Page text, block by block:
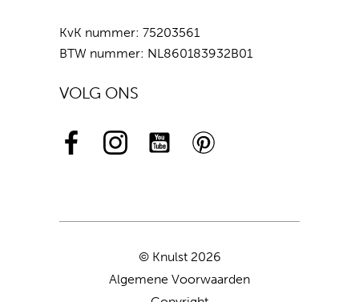
KvK nummer: 75203561
BTW nummer: NL860183932B01
VOLG ONS
© Knulst 2026
Algemene Voorwaarden